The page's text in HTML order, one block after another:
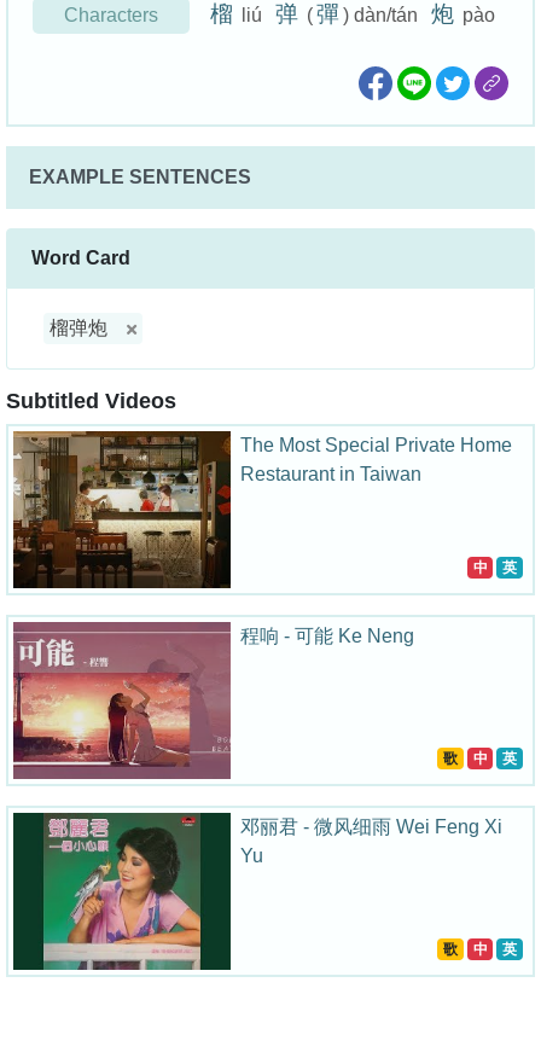
Characters
榴 liú 弹 (彈 ) dàn/tán 炮 pào
EXAMPLE SENTENCES
Word Card
榴弹炮
Subtitled Videos
The Most Special Private Home
Restaurant in Taiwan
中 英
程响 - 可能 Ke Neng
歌 中 英
邓丽君 - 微风细雨 Wei Feng Xi
Yu
歌 中 英